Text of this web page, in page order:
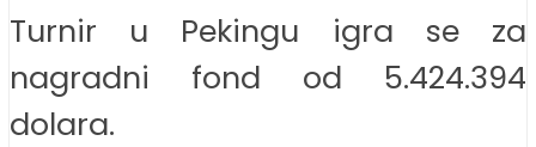
Turnir u Pekingu igra se za
nagradni fond od 5.424.394
dolara.